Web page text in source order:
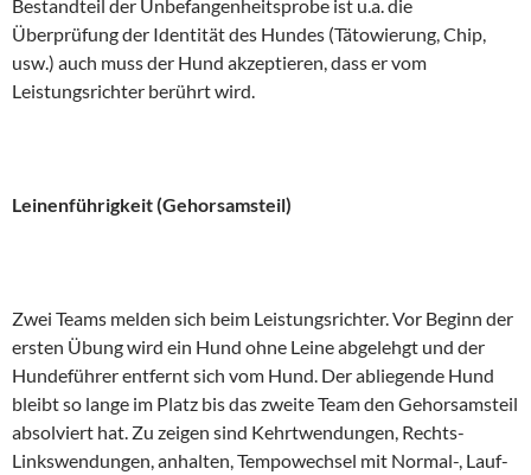
Bestandteil der Unbefangenheitsprobe ist u.a. die
Überprüfung der Identität des Hundes (Tätowierung, Chip,
usw.) auch muss der Hund akzeptieren, dass er vom
Leistungsrichter berührt wird.
Leinenführigkeit (Gehorsamsteil)
Zwei Teams melden sich beim Leistungsrichter. Vor Beginn der
ersten Übung wird ein Hund ohne Leine abgelehgt und der
Hundeführer entfernt sich vom Hund. Der abliegende Hund
bleibt so lange im Platz bis das zweite Team den Gehorsamsteil
absolviert hat. Zu zeigen sind Kehrtwendungen, Rechts-
Linkswendungen, anhalten, Tempowechsel mit Normal-, Lauf-